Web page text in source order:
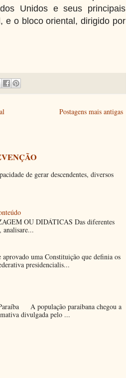
Unidos e seus principais
e o bloco oriental, dirigido por
Postagens mais antigas
de gerar descendentes, diversos
OU DIDÁTICAS Das diferentes
analisare...
uma Constituição que definia os
presidencialis...
A população paraibana chegou a
divulgada pelo ...